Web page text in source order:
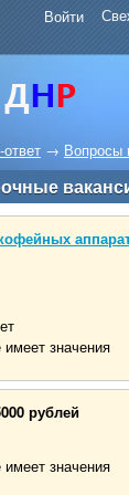
Войти
→ Вопросы
значения
рублей
значения